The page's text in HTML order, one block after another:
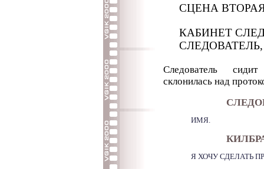
СЦЕНА
КАБИНЕТ
Следователь
склонилась над
ИМЯ.
Я ХОЧУ СДЕЛАТЬ